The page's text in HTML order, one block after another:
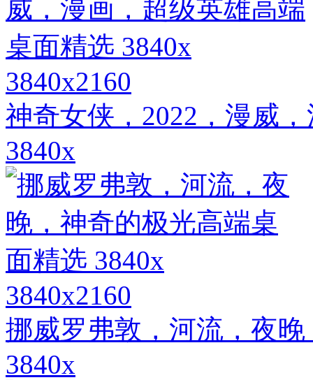
3840x2160
神奇女侠，2022，漫威
3840x
3840x2160
挪威罗弗敦，河流，夜
3840x